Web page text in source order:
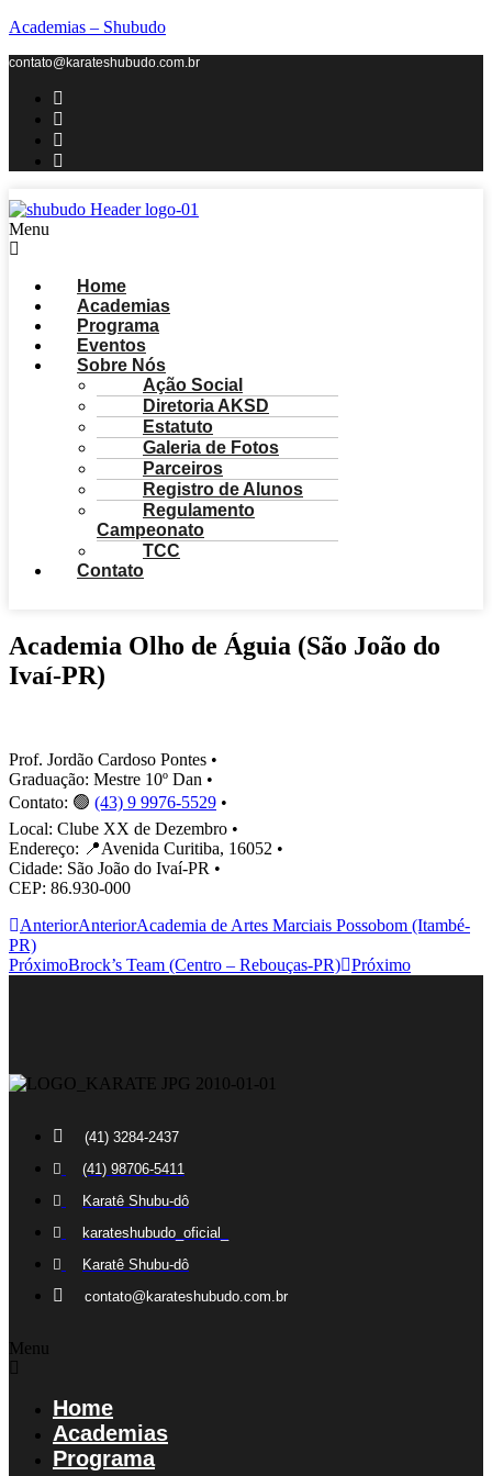
Academias – Shubudo
contato@karateshubudo.com.br
Menu
Home
Academias
Programa
Eventos
Sobre Nós
Ação Social
Diretoria AKSD
Estatuto
Galeria de Fotos
Parceiros
Registro de Alunos
Regulamento
Campeonato
TCC
Contato
Academia Olho de Águia (São João do
Ivaí-PR)
Prof. Jordão Cardoso Pontes •
Graduação: Mestre 10º Dan •
Contato: 🟢 (43) 9 9976-5529 •
Local: Clube XX de Dezembro •
Endereço: 📍Avenida Curitiba, 16052 •
Cidade: São João do Ivaí-PR •
CEP: 86.930-000
AnteriorAnteriorAcademia de Artes Marciais Possobom (Itambé-
PR)
PróximoBrock’s Team (Centro – Rebouças-PR) Próximo
(41) 3284-2437
(41) 98706-5411
Karatê Shubu-dô
karateshubudo_oficial_
Karatê Shubu-dô
contato@karateshubudo.com.br
Menu
Home
Academias
Programa